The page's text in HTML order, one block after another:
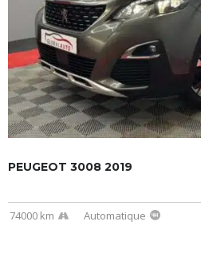
PEUGEOT 3008 2019
74000 km Automatique